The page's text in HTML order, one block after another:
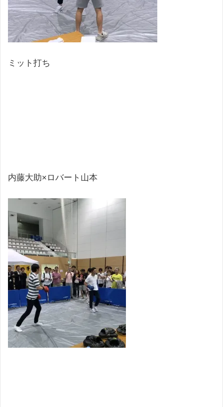
ミット打ち
内藤大助×ロバート山本